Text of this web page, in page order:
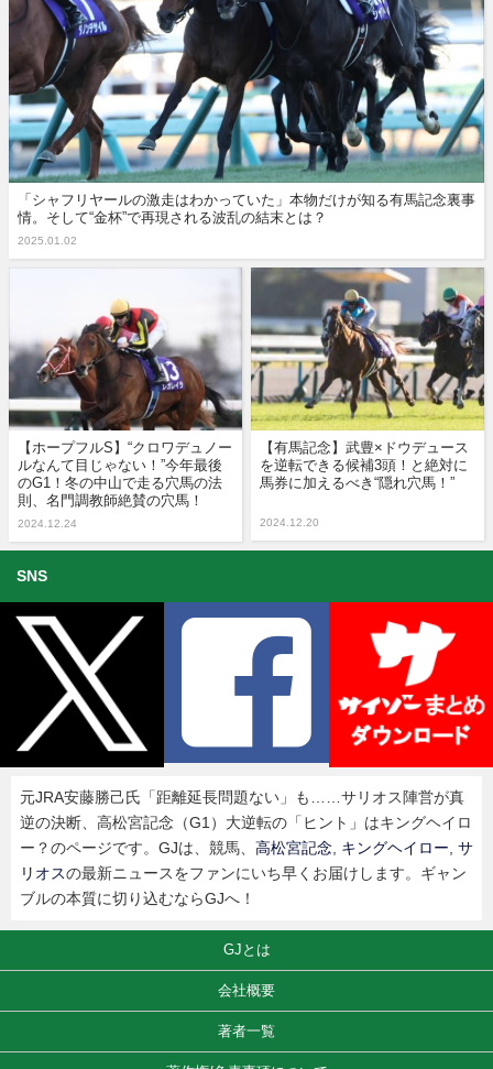
「シャフリヤールの激走はわかっていた」本物だけが知る有馬記念裏事
情。そして“金杯”で再現される波乱の結末とは？
2025.01.02
【ホープフルS】“クロワデュノー
ルなんて目じゃない！”今年最後
のG1！冬の中山で走る穴馬の法
則、名門調教師絶賛の穴馬！
2024.12.24
【有馬記念】武豊×ドウデュース
を逆転できる候補3頭！と絶対に
馬券に加えるべき“隠れ穴馬！”
2024.12.20
SNS
元JRA安藤勝己氏「距離延長問題ない」も……サリオス陣営が真
逆の決断、高松宮記念（G1）大逆転の「ヒント」はキングヘイロ
ー？のページです。GJは、競馬、 高松宮記念 キングヘイロー サ
リオスの最新ニュースをファンにいち早くお届けします。ギャン
ブルの本質に切り込むならGJへ！
GJとは
会社概要
著者一覧